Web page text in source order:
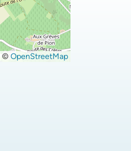
© OpenStreetMap